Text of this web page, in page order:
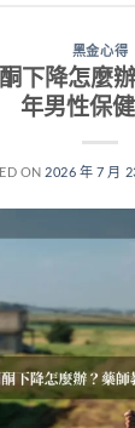
黑金心得
下降怎麼
年男性保
ON 2026 年 7 月